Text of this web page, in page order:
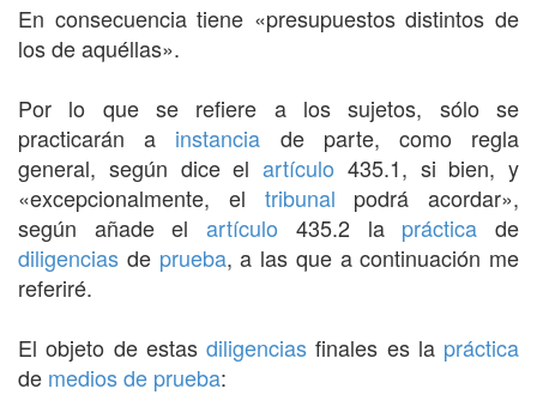
En consecuencia tiene «presupuestos distintos de
los de aquéllas».
Por lo que se refiere a los sujetos, sólo se
practicarán a instancia de parte, como regla
general, según dice el artículo 435.1, si bien, y
«excepcionalmente, el tribunal podrá acordar»,
según añade elartículo 435.2 la práctica de
diligencias de prueba, a las que a continuación me
referiré.
El objeto de estas diligencias finales es la práctica
de medios de prueba: